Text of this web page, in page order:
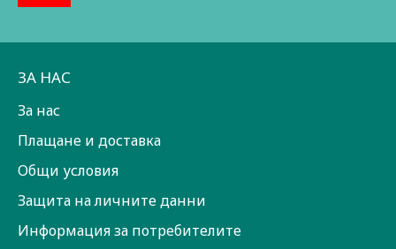
ЗА НАС
За нас
Плащане и доставка
Общи условия
Защита на личните данни
Информация за потребителите